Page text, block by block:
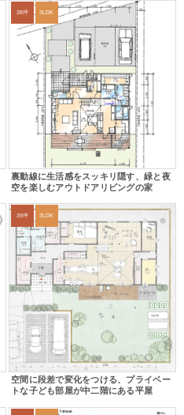
38坪 3LDK
裏動線に生活感をスッキリ隠す、緑と夜
空を楽しむアウトドアリビングの家
39坪 3LDK
空間に段差で変化をつける、プライベー
トな子ども部屋が中二階にある平屋